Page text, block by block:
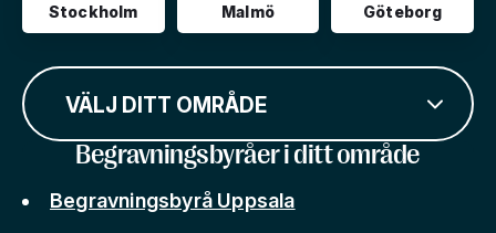
Stockholm Malmö Göteborg
VÄLJ DITT OMRÅDE
Begravningsbyråer i ditt område
Begravningsbyrå Uppsala